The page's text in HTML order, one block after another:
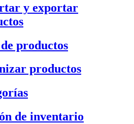
y exportar
productos
productos
de inventario